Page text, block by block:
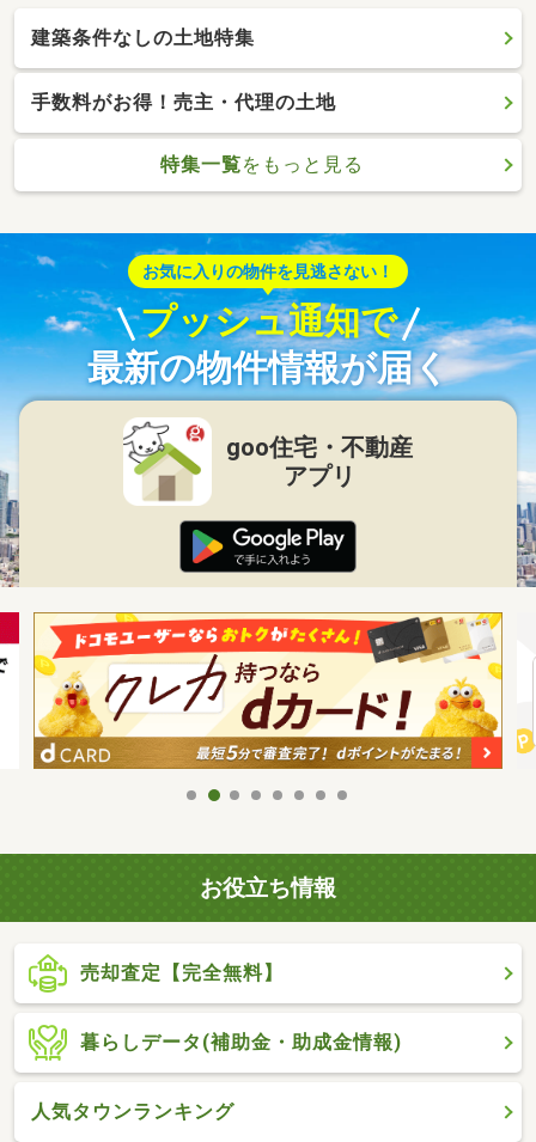
建築条件なしの土地特集
手数料がお得！売主・代理の土地
特集一覧をもっと見る
お気に入りの物件を見逃さない！
プッシュ通知で
最新の物件情報が届く
goo住宅・不動産
アプリ
お役立ち情報
売却査定【完全無料】
暮らしデータ(補助金・助成金情報)
人気タウンランキング